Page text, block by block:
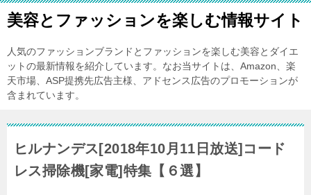
美容とファッションを楽しむ情報サイト
人気のファッションブランドとファッションを楽しむ美容とダイエ
ットの最新情報を紹介しています。なお当サイトは、Amazon、楽
天市場、ASP提携先広告主様、アドセンス広告のプロモーションが
含まれています。
ヒルナンデス[2018年10月11日放送]コード
レス掃除機[家電]特集【６選】